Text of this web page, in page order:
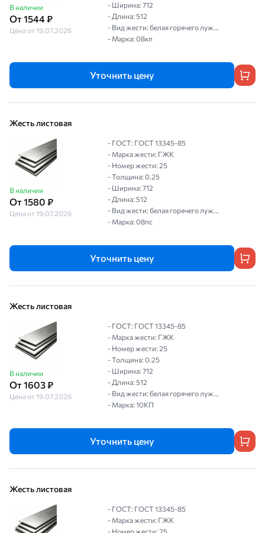
В наличии
От 1544 ₽
Цена от 19.07.2026
- Ширина: 712
- Длина: 512
- Вид жести: белая горячего луж...
- Марка: 08кп
Уточнить цену
Жесть листовая
В наличии
От 1580 ₽
Цена от 19.07.2026
- ГОСТ: ГОСТ 13345-85
- Марка жести: ГЖК
- Номер жести: 25
- Толщина: 0.25
- Ширина: 712
- Длина: 512
- Вид жести: белая горячего луж...
- Марка: 08пс
Уточнить цену
Жесть листовая
В наличии
От 1603 ₽
Цена от 19.07.2026
- ГОСТ: ГОСТ 13345-85
- Марка жести: ГЖК
- Номер жести: 25
- Толщина: 0.25
- Ширина: 712
- Длина: 512
- Вид жести: белая горячего луж...
- Марка: 10КП
Уточнить цену
Жесть листовая
- ГОСТ: ГОСТ 13345-85
- Марка жести: ГЖК
- Номер жести: 25